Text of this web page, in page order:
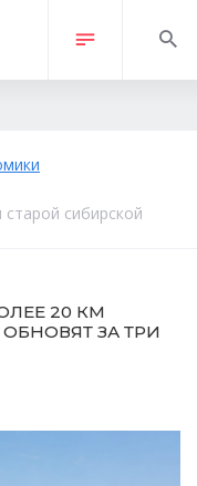
сибирской
20 КМ
ЗА ТРИ